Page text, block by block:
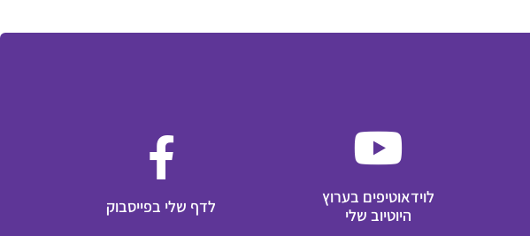
לוידאוטיפים בערוץ
היוטיוב שלי
לדף שלי בפייסבוק